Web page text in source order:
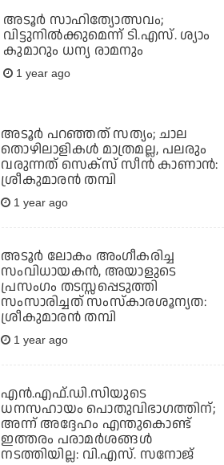
അടൂര്‍ സാഹിത്യോത്സവം;
വിട്ടുനില്‍ക്കുമെന്ന് ടി.എസ്. ശ്യാം
കുമാറും ധന്യ രാമനും
1 year ago
അടൂര്‍ പറഞ്ഞത് സത്യം; ചാല
തൊഴിലാളികള്‍ മാത്രമല്ല, പലരും
വരുന്നത് സെക്‌സ് സീന്‍ കാണാന്‍:
ശ്രീകുമാരന്‍ തമ്പി
1 year ago
അടൂര്‍ ലോകം അംഗീകരിച്ച
സംവിധായകന്‍, അയാളുടെ
പ്രസംഗം തടസ്സപ്പെടുത്തി
സംസാരിച്ചത് സംസ്‌കാരശൂന്യത:
ശ്രീകുമാരന്‍ തമ്പി
1 year ago
എന്‍.എഫ്.ഡി.സിയുടെ
ധനസഹായം പൊതുവിഭാഗത്തിന്;
അന്ന് അദ്ദേഹം എന്തുകൊണ്ട്
ഇത്തരം പരാമർശങ്ങൾ
നടത്തിയില്ല: വി.എസ്. സനോജ്